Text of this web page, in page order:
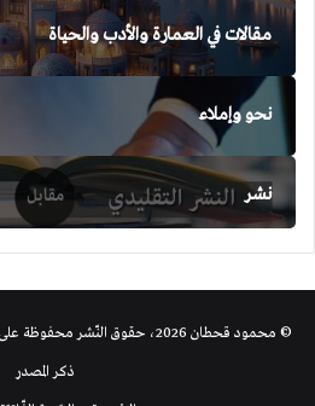
مقالات في العمارة والأدب والحياة
نحو وإملاء
نشر
© محمود قحطان 2026، حقوق النّشر محفوظة على المؤلّف |
ذكر المصدر